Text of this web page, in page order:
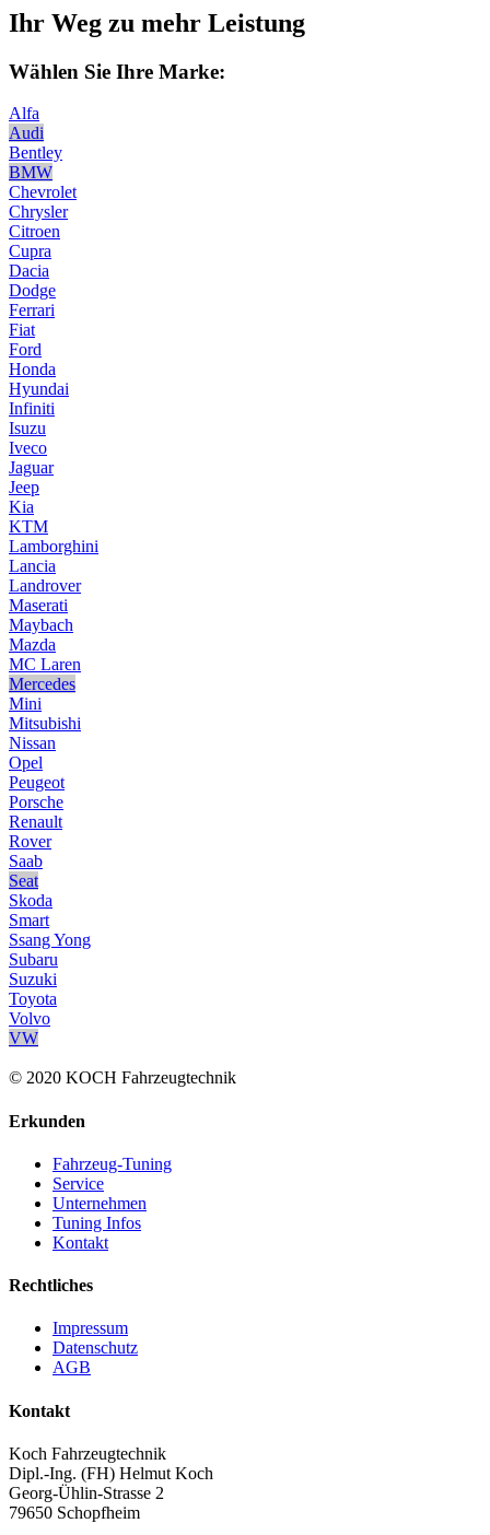
Ihr Weg zu mehr Leistung
Wählen Sie Ihre Marke:
Alfa
Audi
Bentley
BMW
Chevrolet
Chrysler
Citroen
Cupra
Dacia
Dodge
Ferrari
Fiat
Ford
Honda
Hyundai
Infiniti
Isuzu
Iveco
Jaguar
Jeep
Kia
KTM
Lamborghini
Lancia
Landrover
Maserati
Maybach
Mazda
MC Laren
Mercedes
Mini
Mitsubishi
Nissan
Opel
Peugeot
Porsche
Renault
Rover
Saab
Seat
Skoda
Smart
Ssang Yong
Subaru
Suzuki
Toyota
Volvo
VW
© 2020 KOCH Fahrzeugtechnik
Erkunden
Fahrzeug-Tuning
Service
Unternehmen
Tuning Infos
Kontakt
Rechtliches
Impressum
Datenschutz
AGB
Kontakt
Koch Fahrzeugtechnik
Dipl.-Ing. (FH) Helmut Koch
Georg-Ühlin-Strasse 2
79650 Schopfheim